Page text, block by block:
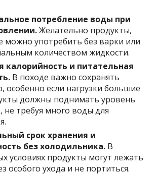
потребление воды при
Желательно продукты,
можно употребить без варки или
количеством жидкости.
калорийность и питательная
В походе важно сохранять
особенно если нагрузки большие
должны поднимать уровень
не требуя много воды для
срок хранения и
без холодильника. В
условиях продукты могут лежать
особого ухода и не портиться.